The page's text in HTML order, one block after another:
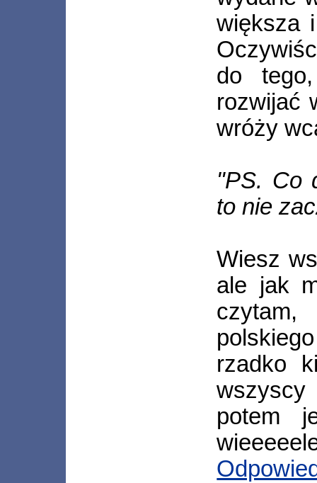
większa
do
rozwijać
wróży
"PS. Co
to nie
Wiesz
ale jak
czytam,
rzadko
potem